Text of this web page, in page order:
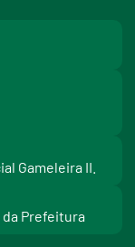
Gameleira II.
Prefeitura